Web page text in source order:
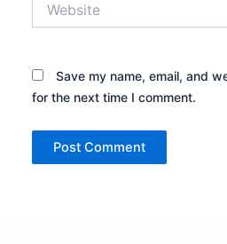
Save my name, email, and
for the next time I comment.